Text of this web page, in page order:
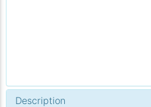
Description